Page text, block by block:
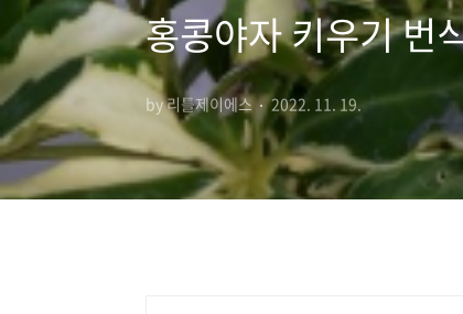
홍콩야자 키우기 번
by 리틀제이에스 2022. 11. 19.